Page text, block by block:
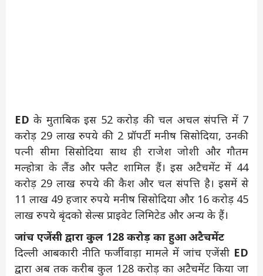
ED के मुताबिक इस 52 करोड़ की चल अचल संपत्ति में 7
करोड़ 29 लाख रुपये की 2 प्रॉपर्टी मनीष सिसोदिया, उनकी
पत्नी सीमा सिसोदिया साथ ही राजेश जोशी और गौतम
मल्होत्रा के लैंड और फ्लैट शामिल हैं। इस अटैचमेंट में 44
करोड़ 29 लाख रुपये की कैश और चल संपत्ति है। इसमें से
11 लाख 49 हजार रुपये मनीष सिसोदिया और 16 करोड़ 45
लाख रुपये बृंदको सेल्स प्राइवेट लिमिटेड और अन्य के हैं।
जांच एजेंसी द्वारा कुल 128 करोड़ का हुआ अटैचमेंट
दिल्ली आबकारी नीति फर्जीवाड़ा मामले में जांच एजेंसी ED
द्वारा अब तक करीब कुल 128 करोड़ का अटैचमेंट किया जा